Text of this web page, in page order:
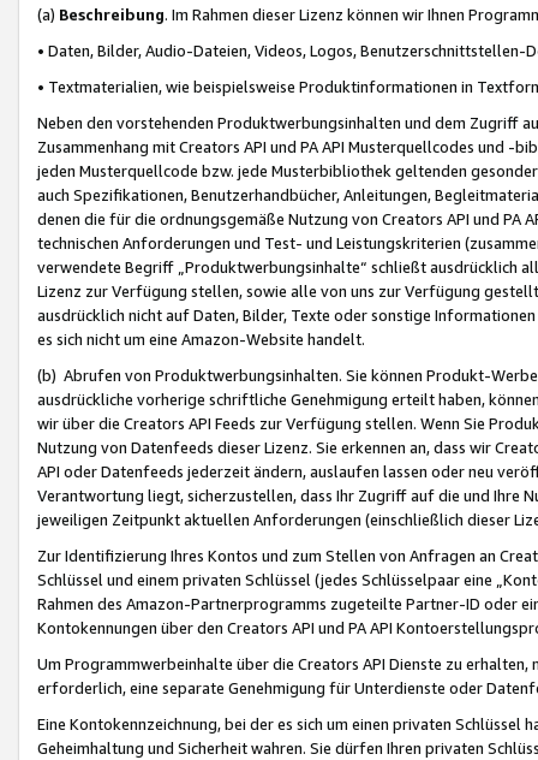
(a) Beschreibung. Im Rahmen dieser Lizenz können wir Ihnen
• Daten, Bilder, Audio-Dateien, Videos, Logos, Benutzerschnittstellen-
• Textmaterialien, wie beispielsweise Produktinformationen in
Neben den vorstehenden Produktwerbungsinhalten und dem Zugriff
Zusammenhang mit Creators API und PA API Musterquellcodes und
jeden Musterquellcode bzw. jede Musterbibliothek geltenden
auch Spezifikationen, Benutzerhandbücher, Anleitungen,
denen die für die ordnungsgemäße Nutzung von Creators API und PA
technischen Anforderungen und Test- und Leistungskriterien
verwendete Begriff „Produktwerbungsinhalte“ schließt ausdrücklich
Lizenz zur Verfügung stellen, sowie alle von uns zur Verfügung
ausdrücklich nicht auf Daten, Bilder, Texte oder sonstige
es sich nicht um eine Amazon-Website handelt.
(b) Abrufen von Produktwerbungsinhalten. Sie können Produkt-
ausdrückliche vorherige schriftliche Genehmigung erteilt haben,
wir über die Creators API Feeds zur Verfügung stellen. Wenn Sie
Nutzung von Datenfeeds dieser Lizenz. Sie erkennen an, dass wir
API oder Datenfeeds jederzeit ändern, auslaufen lassen oder neu
Verantwortung liegt, sicherzustellen, dass Ihr Zugriff auf die und Ihre
jeweiligen Zeitpunkt aktuellen Anforderungen (einschließlich dieser
Zur Identifizierung Ihres Kontos und zum Stellen von Anfragen an
Schlüssel und einem privaten Schlüssel (jedes Schlüsselpaar eine
Rahmen des Amazon-Partnerprogramms zugeteilte Partner-ID oder
Kontokennungen über den Creators API und PA API
Um Programmwerbeinhalte über die Creators API Dienste zu
erforderlich, eine separate Genehmigung für Unterdienste oder
Eine Kontokennzeichnung, bei der es sich um einen privaten
Geheimhaltung und Sicherheit wahren. Sie dürfen Ihren privaten